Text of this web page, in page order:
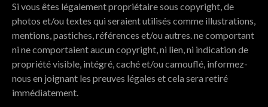
Si vous êtes légalement propriétaire sous copyright, de
photos et/ou textes qui seraient utilisés comme illustrations,
mentions, pastiches, références et/ou autres. ne comportant
ni ne comportaient aucun copyright, ni lien, ni indication de
propriété visible, intégré, caché et/ou camouflé, informez-
nous en joignant les preuves légales et cela sera retiré
immédiatement.